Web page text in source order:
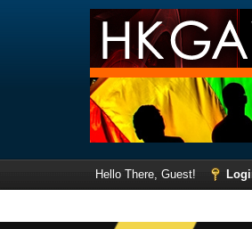
Hello There, Guest!